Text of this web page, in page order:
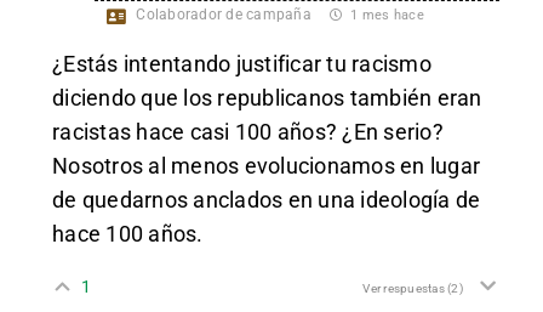
Colaborador de campaña 1 mes hace
¿Estás intentando justificar tu racismo
diciendo que los republicanos también eran
racistas hace casi 100 años? ¿En serio?
Nosotros al menos evolucionamos en lugar
de quedarnos anclados en una ideología de
hace 100 años.
1 Ver respuestas(2)